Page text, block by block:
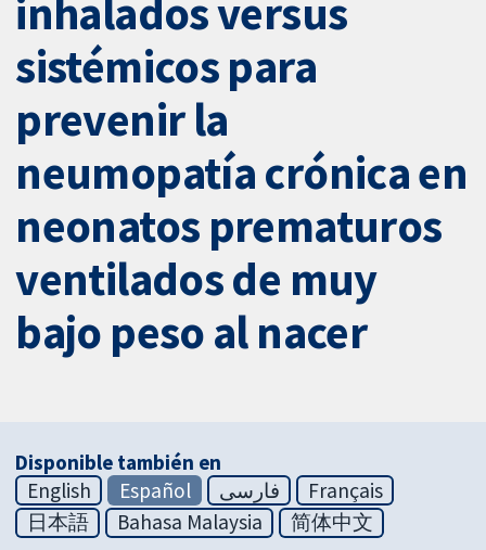
inhalados versus
sistémicos para
prevenir la
neumopatía crónica en
neonatos prematuros
ventilados de muy
bajo peso al nacer
Disponible también en
English
Español فارسی
Français
日本語
Bahasa Malaysia 简体中文